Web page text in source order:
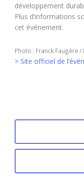
développement
Plus d’informations
cet événement.
Photo : Franck Faugère /
> Site officiel de